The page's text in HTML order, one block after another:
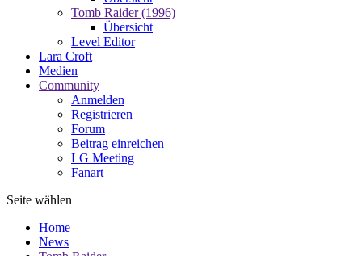
Tomb Raider (1996)
Übersicht
Level Editor
Lara Croft
Medien
Community
Anmelden
Registrieren
Forum
Beitrag einreichen
LG Meeting
Fanart
Seite wählen
Home
News